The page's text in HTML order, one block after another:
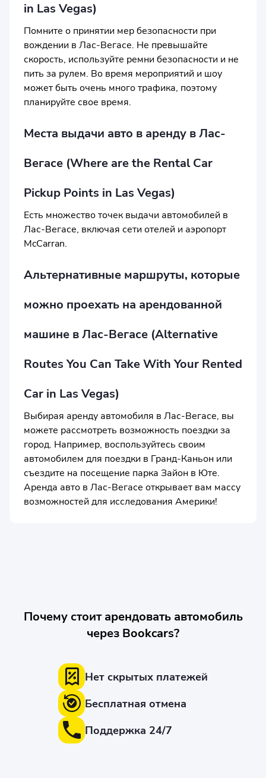
in Las Vegas)
Помните о принятии мер безопасности при
вождении в Лас-Вегасе. Не превышайте
скорость, используйте ремни безопасности и не
пить за рулем. Во время мероприятий и шоу
может быть очень много трафика, поэтому
планируйте свое время.
Места выдачи авто в аренду в Лас-
Вегасе (Where are the Rental Car
Pickup Points in Las Vegas)
Есть множество точек выдачи автомобилей в
Лас-Вегасе, включая сети отелей и аэропорт
McCarran.
Альтернативные маршруты, которые
можно проехать на арендованной
машине в Лас-Вегасе (Alternative
Routes You Can Take With Your Rented
Car in Las Vegas)
Выбирая аренду автомобиля в Лас-Вегасе, вы
можете рассмотреть возможность поездки за
город. Например, воспользуйтесь своим
автомобилем для поездки в Гранд-Каньон или
съездите на посещение парка Зайон в Юте.
Аренда авто в Лас-Вегасе открывает вам массу
возможностей для исследования Америки!
Почему стоит арендовать автомобиль
через Bookcars?
Нет скрытых платежей
Бесплатная отмена
Поддержка 24/7